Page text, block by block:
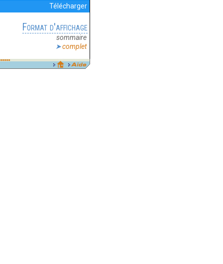
Télécharger
Format d'affichage
sommaire
complet